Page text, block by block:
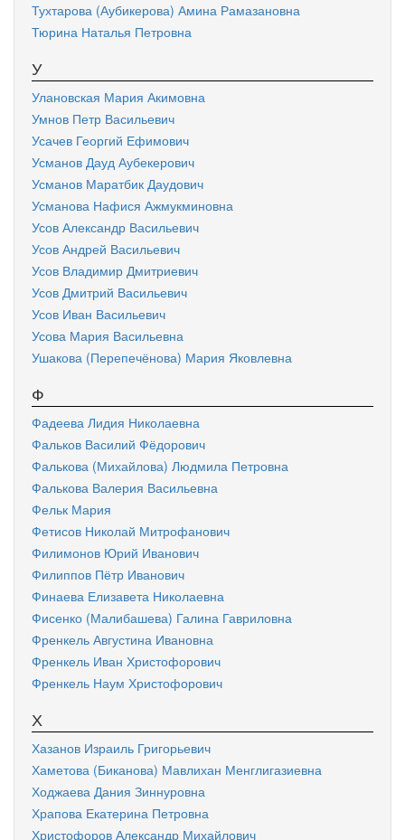
Тухтарова (Аубикерова) Амина Рамазановна
Тюрина Наталья Петровна
У
Улановская Мария Акимовна
Умнов Петр Васильевич
Усачев Георгий Ефимович
Усманов Дауд Аубекерович
Усманов Маратбик Даудович
Усманова Нафися Ажмукминовна
Усов Александр Васильевич
Усов Андрей Васильевич
Усов Владимир Дмитриевич
Усов Дмитрий Васильевич
Усов Иван Васильевич
Усова Мария Васильевна
Ушакова (Перепечёнова) Мария Яковлевна
Ф
Фадеева Лидия Николаевна
Фальков Василий Фёдорович
Фалькова (Михайлова) Людмила Петровна
Фалькова Валерия Васильевна
Фельк Мария
Фетисов Николай Митрофанович
Филимонов Юрий Иванович
Филиппов Пётр Иванович
Финаева Елизавета Николаевна
Фисенко (Малибашева) Галина Гавриловна
Френкель Августина Ивановна
Френкель Иван Христофорович
Френкель Наум Христофорович
Х
Хазанов Израиль Григорьевич
Хаметова (Биканова) Мавлихан Менглигазиевна
Ходжаева Дания Зиннуровна
Храпова Екатерина Петровна
Христофоров Александр Михайлович